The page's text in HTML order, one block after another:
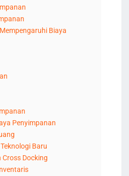
Biaya
Penyimpanan
Baru
Docking